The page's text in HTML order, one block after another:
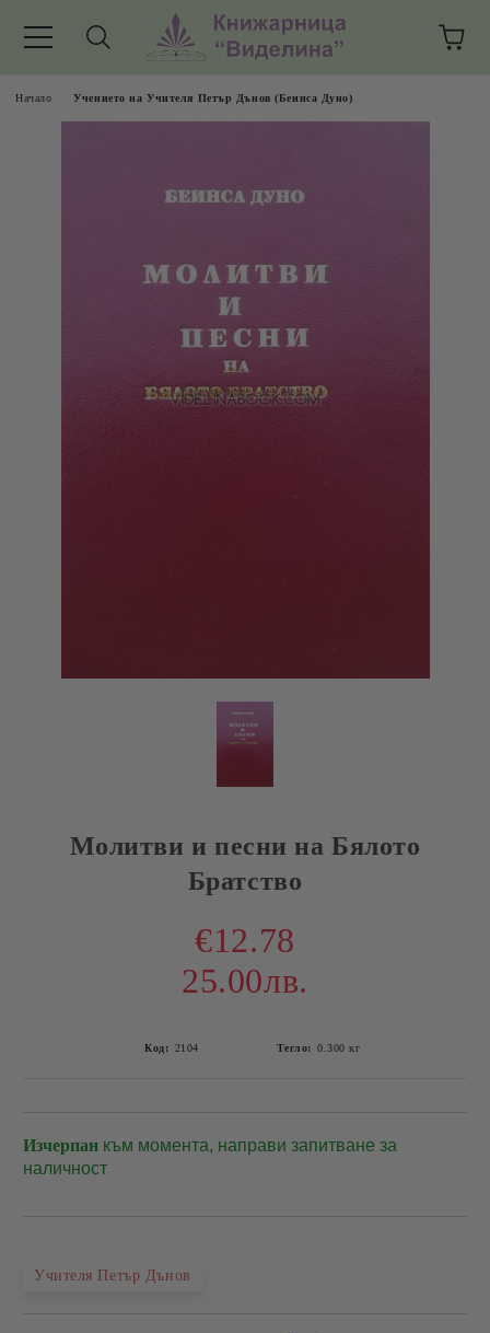
Начало Учението на Учителя Петър Дънов (Беинса Дуно)
Молитви и песни на Бялото
Братство
€12.78
25.00лв.
Код: 2104 Тегло: 0.300 кг
Изчерпан към момента, направи запитване за
наличност
Учителя Петър Дънов